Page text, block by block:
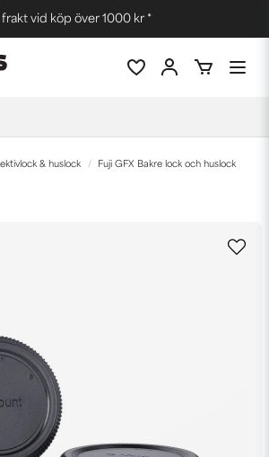
frakt vid köp över 1000 kr *
& huslock Fuji GFX Bakre lock och huslock